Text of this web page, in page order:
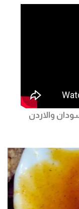
والاردن